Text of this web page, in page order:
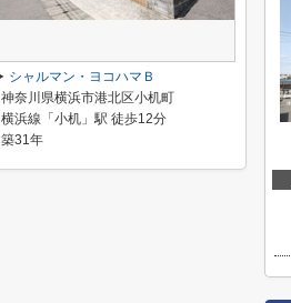
シャルマン・ヨコハマＢ
神奈川県横浜市港北区小机町
横浜線「小机」駅 徒歩12分
築31年